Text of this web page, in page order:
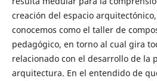
creación del espacio
conocemos como el taller de
pedagógico, en torno al cual gira
relacionado con el desarrollo de la
arquitectura. En el entendido de